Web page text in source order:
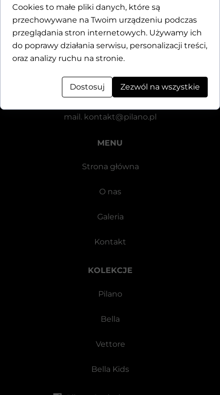
KOLEKCJE
Pilano
Bella
Vettore
Bella Kids
MENU
Strona główna
O nas
Galeria
Kontakt
Dane kontaktowe
Motylewska 24
tel.+48 571 521 126
mail. kontakt@pilano.pl
Cookies to małe pliki danych, które są
przechowywane na Twoim urządzeniu podczas
przeglądania stron internetowych. Używamy ich
do poprawy działania serwisu, personalizacji treści,
oraz analizy ruchu na stronie.
Dostosuj Zezwól na wszystkie